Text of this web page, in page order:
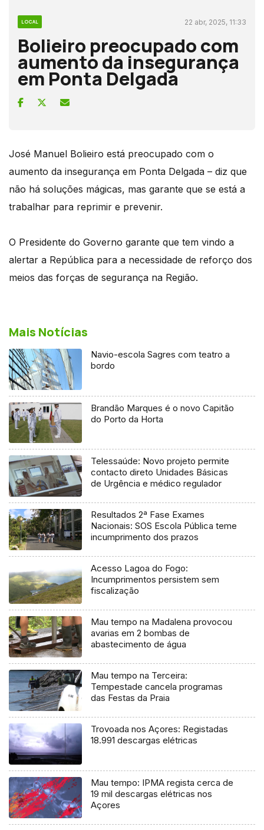
LOCAL 22 abr, 2025, 11:33
Bolieiro preocupado com
aumento da insegurança
em Ponta Delgada
José Manuel Bolieiro está preocupado com o
aumento da insegurança em Ponta Delgada – diz que
não há soluções mágicas, mas garante que se está a
trabalhar para reprimir e prevenir.
O Presidente do Governo garante que tem vindo a
alertar a República para a necessidade de reforço dos
meios das forças de segurança na Região.
Mais Notícias
Navio-escola Sagres com teatro a
bordo
Brandão Marques é o novo Capitão
do Porto da Horta
Telessaúde: Novo projeto permite
contacto direto Unidades Básicas
de Urgência e médico regulador
Resultados 2ª Fase Exames
Nacionais: SOS Escola Pública teme
incumprimento dos prazos
Acesso Lagoa do Fogo:
Incumprimentos persistem sem
fiscalização
Mau tempo na Madalena provocou
avarias em 2 bombas de
abastecimento de água
Mau tempo na Terceira:
Tempestade cancela programas
das Festas da Praia
Trovoada nos Açores: Registadas
18.991 descargas elétricas
Mau tempo: IPMA regista cerca de
19 mil descargas elétricas nos
Açores